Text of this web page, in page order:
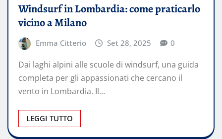
Windsurf in Lombardia: come praticarlo
vicino a Milano
Emma Citterio Set 28, 2025 0
Dai laghi alpini alle scuole di windsurf, una guida
completa per gli appassionati che cercano il
vento in Lombardia. Il…
LEGGI TUTTO